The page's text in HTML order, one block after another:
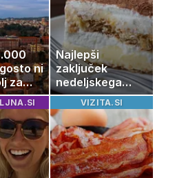
ni
za
Najlepši
zaključek
nedeljskega
kosila: 8 sladic
brez peke, ki se
jih vsi veselijo
VIZITA.SI